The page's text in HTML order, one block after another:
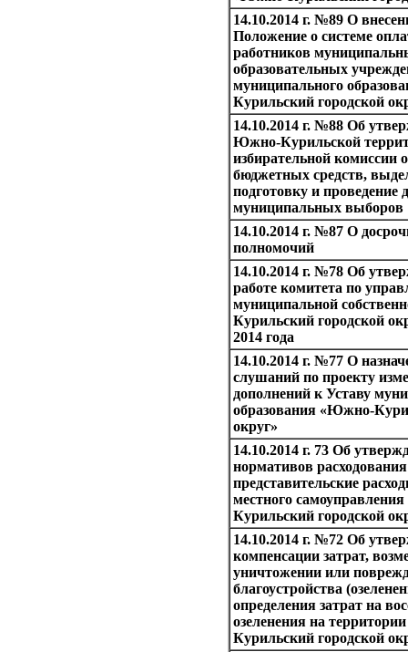
14.10.2014 г. №89 О
Положение о системе
работников
образовательных
муниципального
Курильский городской
14.10.2014 г. №88 Об
Южно-Курильской
избирательной комиссии
бюджетных средств,
подготовку и проведение
муниципальных выборов
14.10.2014 г. №87 О
полномочий
14.10.2014 г. №78 Об
работе комитета по
муниципальной
Курильский городской
2014 года
14.10.2014 г. №77 О
слушаний по проекту
дополнений к Уставу
образования «Южно-
округ»
14.10.2014 г. 73 Об
нормативов
представительские
местного
Курильский городской
14.10.2014 г. №72 Об
компенсации затрат,
уничтожении или
благоустройства
определения затрат на
озеленения на
Курильский городской